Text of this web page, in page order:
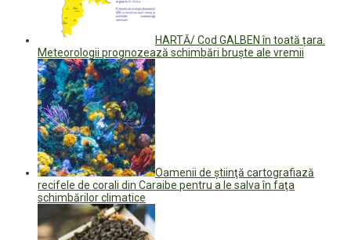
HARTĂ/ Cod GALBEN în toată țara.
Meteorologii prognozează schimbări bruște ale vremii
Oamenii de ştiinţă cartografiază
recifele de corali din Caraibe pentru a le salva în faţa
schimbărilor climatice